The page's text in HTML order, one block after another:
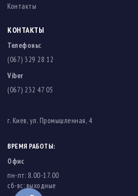
Контакты
КОНТАКТЫ
Телефоны:
(067) 329 28 12
Viber
(067) 232 47 05
г. Киев, ул. Промышленная, 4
ВРЕМЯ РАБОТЫ:
Офис
пн-пт: 8.00-17.00
cб-вс: выходные